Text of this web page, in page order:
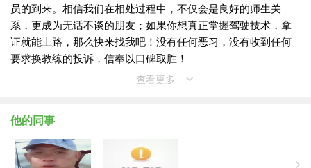
员的到来。相信我们在相处过程中，不仅会是良好的师生关
系，更成为无话不谈的朋友；如果你想真正掌握驾驶技术，拿
证就能上路，那么快来找我吧！没有任何恶习，没有收到任何
要求换教练的投诉，信奉以口碑取胜！
查看更多
他的同事